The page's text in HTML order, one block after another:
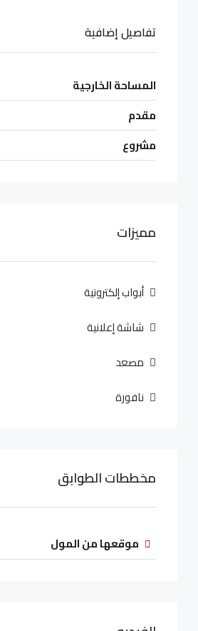
تفاصيل إضافية
المساحة الخارجية
مقدم
مشروع
مميزات
أبواب إلكترونية
شاشة إعلانية
مصعد
نافورة
مخططات الطوابق
موقعها من المول